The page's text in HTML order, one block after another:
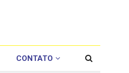
CONTATO